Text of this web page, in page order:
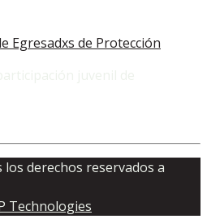
derechos reservados a
Technologies